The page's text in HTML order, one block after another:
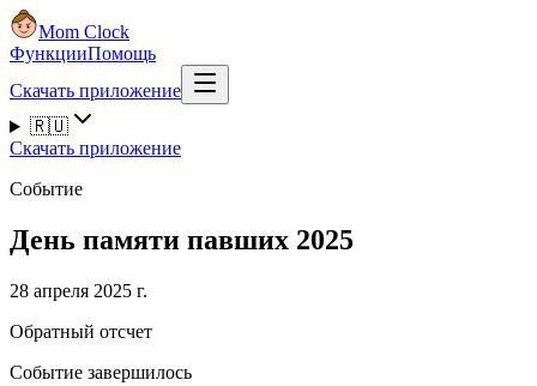
Mom Clock
ФункцииПомощь
Скачать приложение
🇷🇺
Скачать приложение
Событие
День памяти павших 2025
28 апреля 2025 г.
Обратный отсчет
Событие завершилось